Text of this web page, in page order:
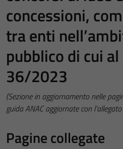
concessioni,
tra enti
pubblico di cui al
36/2023
(Sezione in aggiornamento nelle
guida ANAC aggiornate con
Pagine collegate